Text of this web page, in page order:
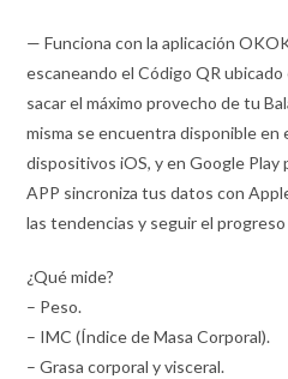
— Funciona con la aplicación
escaneando el Código QR
sacar el máximo provecho de tu
misma se encuentra disponible en
dispositivos iOS, y en Google Play
APP sincroniza tus datos con
las tendencias y seguir el
¿Qué mide?
– Peso.
– IMC (Índice de Masa Corporal).
– Grasa corporal y visceral.